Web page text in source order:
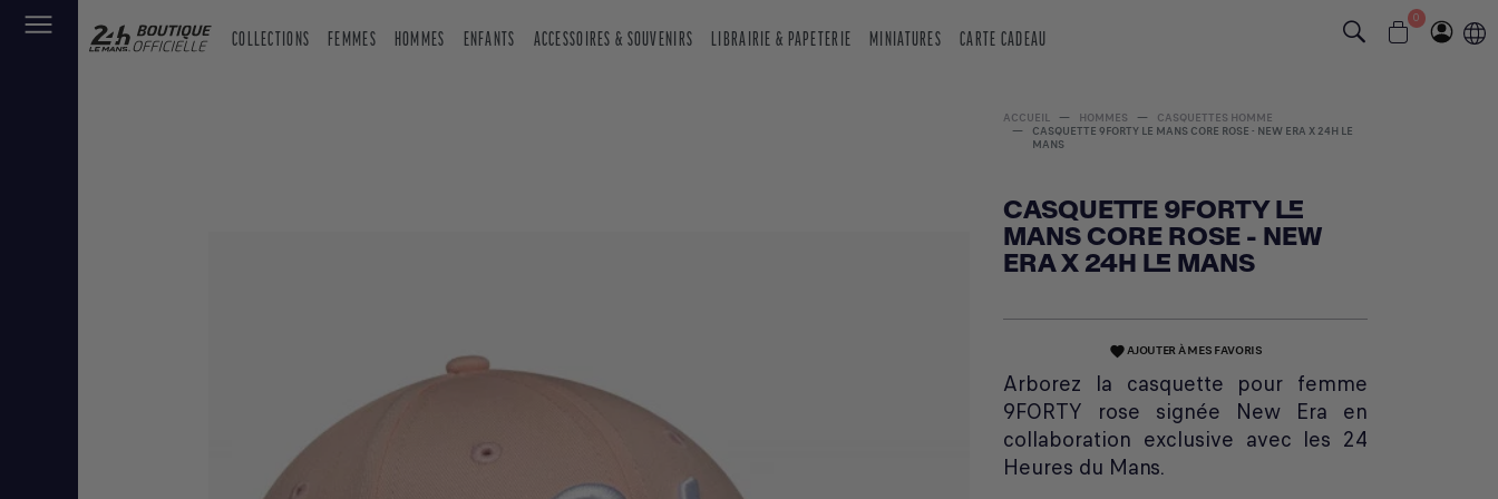
COLLECTIONS FEMMES HOMMES ENFANTS ACCESSOIRES & SOUVENIRS LIBRAIRIE & PAPETERIE MINIATURES CARTE CADEAU
0
ACCUEIL HOMMES
CASQUETTES HOMME
CASQUETTE 9FORTY LE MANS CORE ROSE - NEW ERA X 24H LE
MANS
CASQUETTE 9FORTY LE
MANS CORE ROSE - NEW
ERA X 24H LE MANS
favoriteAJOUTER À MES FAVORIS
Arborez la casquette pour femme
9FORTY rose signée New Era en
collaboration exclusive avec les 24
Heures du Mans.